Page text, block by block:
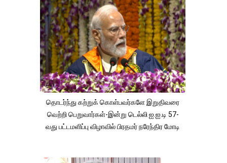
தொடர்ந்து கற்றுக் கொள்பவர்களே இறுதிவரை
வெற்றி பெறுவார்கள்-இன்று டெல்லி ஐ.ஐ.டி 57-
வது பட்டமளிப்பு விழாவில் பிரதமர் நரேந்திர மோடி